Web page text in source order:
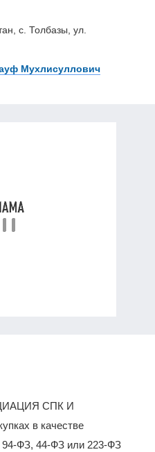
с. Толбазы, ул.
Мухлисуллович
СПК И
в качестве
94-ФЗ, 44-ФЗ или 223-ФЗ